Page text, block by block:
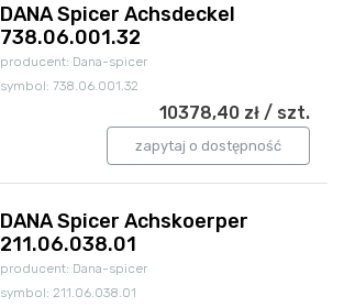
DANA Spicer Achsdeckel
738.06.001.32
producent: Dana-spicer
symbol: 738.06.001.32
10378,40 zł / szt.
zapytaj o dostępność
DANA Spicer Achskoerper
211.06.038.01
producent: Dana-spicer
symbol: 211.06.038.01